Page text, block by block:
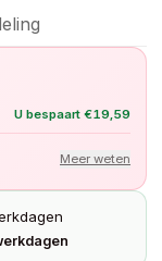
U bespaart €19,59
Meer weten